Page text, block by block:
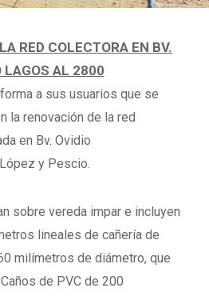
RED COLECTORA EN BV.
LAGOS AL 2800
a sus usuarios que se
la renovación de la red
en Bv. Ovidio
y Pescio.
sobre vereda impar e incluyen
lineales de cañería de
milímetros de diámetro, que
de PVC de 200